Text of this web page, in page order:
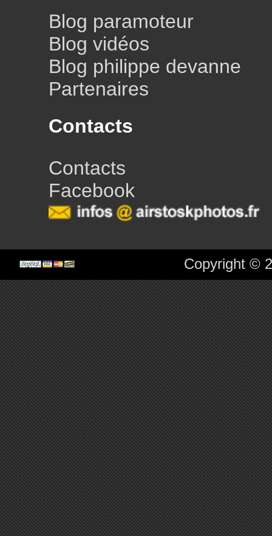
Blog paramoteur
Blog vidéos
Blog philippe devanne
Partenaires
Contacts
Contacts
Facebook
Copyright ©